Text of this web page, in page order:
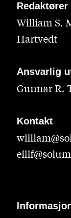
Redaktører
William S.
Hartvedt
Ansvarlig
Gunnar R.
Kontakt